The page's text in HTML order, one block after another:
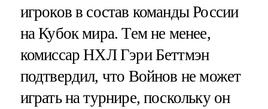
игроков в состав команды России
на Кубок мира. Тем не менее,
комиссар НХЛ Гэри Беттмэн
подтвердил, что Войнов не может
играть на турнире, поскольку он